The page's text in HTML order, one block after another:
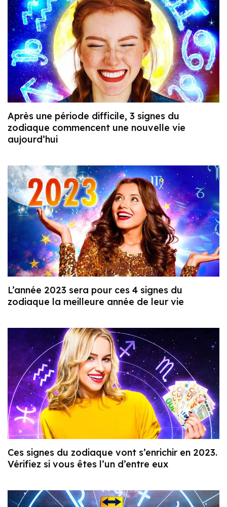
Après une période difficile, 3 signes du
zodiaque commencent une nouvelle vie
aujourd’hui
L’année 2023 sera pour ces 4 signes du
zodiaque la meilleure année de leur vie
Ces signes du zodiaque vont s’enrichir en 2023.
Vérifiez si vous êtes l’un d’entre eux